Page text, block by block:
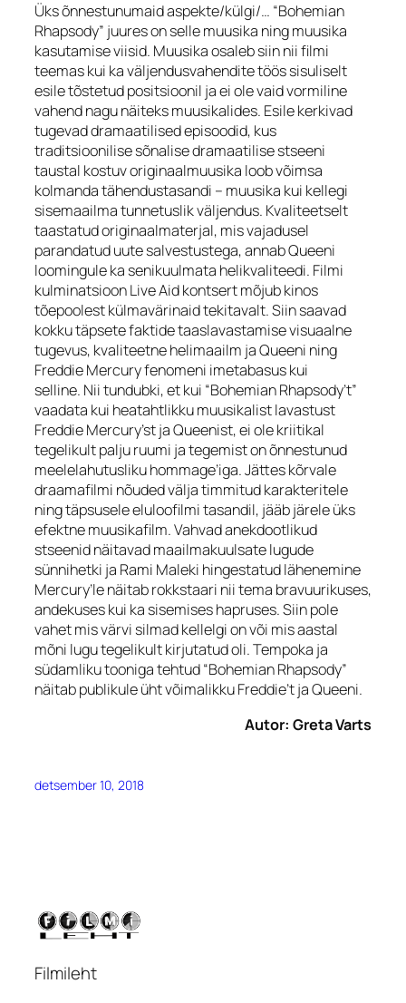
Üks õnnestunumaid aspekte/külgi/… “Bohemian
Rhapsody” juures on selle muusika ning muusika
kasutamise viisid. Muusika osaleb siin nii filmi
teemas kui ka väljendusvahendite töös sisuliselt
esile tõstetud positsioonil ja ei ole vaid vormiline
vahend nagu näiteks muusikalides. Esile kerkivad
tugevad dramaatilised episoodid, kus
traditsioonilise sõnalise dramaatilise stseeni
taustal kostuv originaalmuusika loob võimsa
kolmanda tähendustasandi – muusika kui kellegi
sisemaailma tunnetuslik väljendus. Kvaliteetselt
taastatud originaalmaterjal, mis vajadusel
parandatud uute salvestustega, annab Queeni
loomingule ka senikuulmata helikvaliteedi. Filmi
kulminatsioon Live Aid kontsert mõjub kinos
tõepoolest külmavärinaid tekitavalt. Siin saavad
kokku täpsete faktide taaslavastamise visuaalne
tugevus, kvaliteetne helimaailm ja Queeni ning
Freddie Mercury fenomeni imetabasus kui
selline. Nii tundubki, et kui “Bohemian Rhapsody’t”
vaadata kui heatahtlikku muusikalist lavastust
Freddie Mercury’st ja Queenist, ei ole kriitikal
tegelikult palju ruumi ja tegemist on õnnestunud
meelelahutuslikuhommage’iga. Jättes kõrvale
draamafilmi nõuded välja timmitud karakteritele
ning täpsusele eluloofilmi tasandil, jääb järele üks
efektne muusikafilm. Vahvad anekdootlikud
stseenid näitavad maailmakuulsate lugude
sünnihetki ja Rami Maleki hingestatud lähenemine
Mercury’le näitab rokkstaari nii tema bravuurikuses,
andekuses kui ka sisemises hapruses. Siin pole
vahet mis värvi silmad kellelgi on või mis aastal
mõni lugu tegelikult kirjutatud oli. Tempoka ja
südamliku tooniga tehtud “Bohemian Rhapsody”
näitab publikule üht võimalikku Freddie’t ja Queeni.
Autor: Greta Varts
detsember 10, 2018
Filmileht